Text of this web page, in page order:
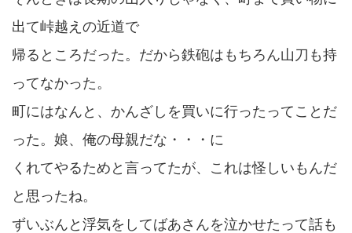
出て峠越えの近道で
帰るところだった。だから鉄砲はもちろん山刀も持
ってなかった。
町にはなんと、かんざしを買いに行ったってことだ
った。娘、俺の母親だな・・・に
くれてやるためと言ってたが、これは怪しいもんだ
と思ったね。
ずいぶんと浮気をしてばあさんを泣かせたって話も